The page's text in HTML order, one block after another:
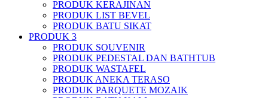
PRODUK KERAJINAN
PRODUK LIST BEVEL
PRODUK BATU SIKAT
PRODUK 3
PRODUK SOUVENIR
PRODUK PEDESTAL DAN BATHTUB
PRODUK WASTAFEL
PRODUK ANEKA TERASO
PRODUK PARQUETE MOZAIK